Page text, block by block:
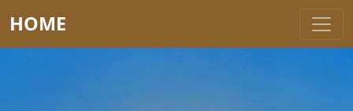
HOME